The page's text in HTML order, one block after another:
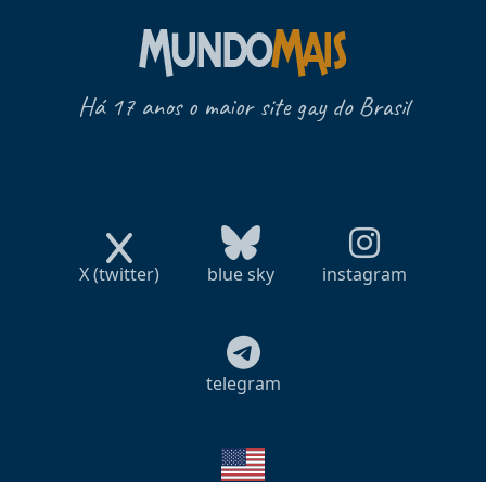
Há 17 anos o maior site gay do Brasil
X (twitter) blue sky instagram
telegram